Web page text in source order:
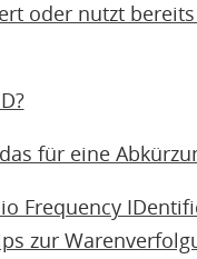
oder nutzt bereits
für eine
Frequency
zur